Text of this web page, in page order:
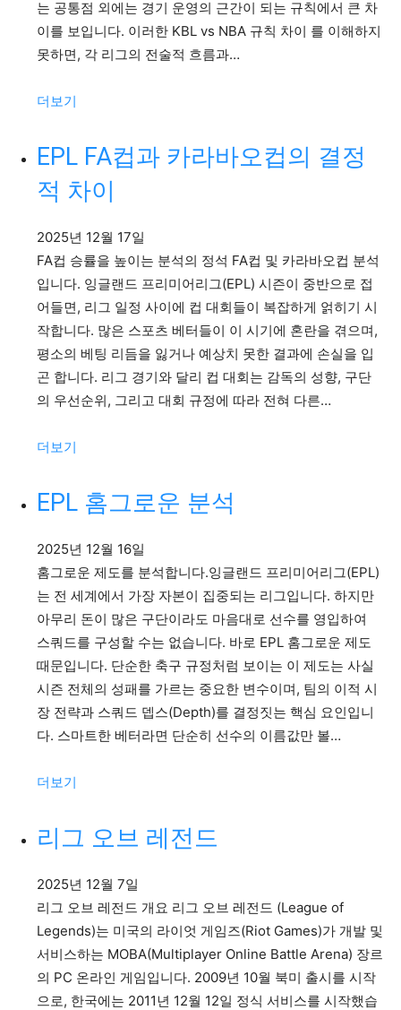
는 공통점 외에는 경기 운영의 근간이 되는 규칙에서 큰 차
이를 보입니다. 이러한 KBL vs NBA 규칙 차이 를 이해하지
못하면, 각 리그의 전술적 흐름과…
더보기
vs
NBA
규
차
이
EPL FA컵과 카라바오컵의 결정
적 차이
2025년 12월 17일
FA컵 승률을 높이는 분석의 정석 FA컵 및 카라바오컵 분석
입니다. 잉글랜드 프리미어리그(EPL) 시즌이 중반으로 접
어들면, 리그 일정 사이에 컵 대회들이 복잡하게 얽히기 시
작합니다. 많은 스포츠 베터들이 이 시기에 혼란을 겪으며,
평소의 베팅 리듬을 잃거나 예상치 못한 결과에 손실을 입
곤 합니다. 리그 경기와 달리 컵 대회는 감독의 성향, 구단
의 우선순위, 그리고 대회 규정에 따라 전혀 다른…
더보기
FA
컵
과
라
바
컵
의
결
정
적
EPL 홈그로운 분석
2025년 12월 16일
홈그로운 제도를 분석합니다.잉글랜드 프리미어리그(EPL)
는 전 세계에서 가장 자본이 집중되는 리그입니다. 하지만
아무리 돈이 많은 구단이라도 마음대로 선수를 영입하여
스쿼드를 구성할 수는 없습니다. 바로 EPL 홈그로운 제도
때문입니다. 단순한 축구 규정처럼 보이는 이 제도는 사실
시즌 전체의 성패를 가르는 중요한 변수이며, 팀의 이적 시
장 전략과 스쿼드 뎁스(Depth)를 결정짓는 핵심 요인입니
다. 스마트한 베터라면 단순히 선수의 이름값만 볼…
더보기
홈
그
로
석
리그 오브 레전드
2025년 12월 7일
리그 오브 레전드 개요 리그 오브 레전드 (League of
Legends)는 미국의 라이엇 게임즈(Riot Games)가 개발 및
서비스하는 MOBA(Multiplayer Online Battle Arena) 장르
의 PC 온라인 게임입니다. 2009년 10월 북미 출시를 시작
으로, 한국에는 2011년 12월 12일 정식 서비스를 시작했습